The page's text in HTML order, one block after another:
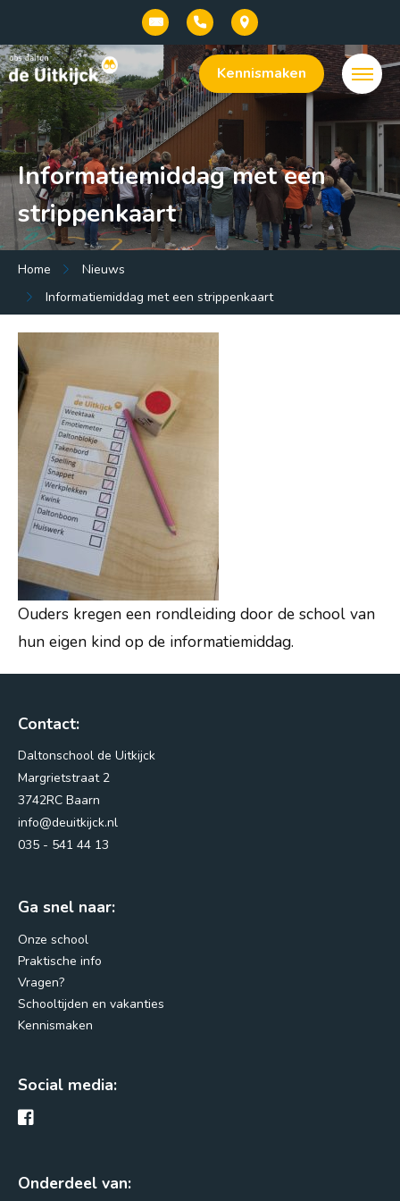
Kennismaken
Menu:
Welkom bij onze basisschool De Uitkijck |
Onze school
Praktische info
Nieuws
Vacatures
Vragen?
Margrietstraat 2
info@deuitkijck.nl
035 - 541 44 13
Routebeschrijving
Informatiemiddag met een
strippenkaart
Home
Nieuws
Informatiemiddag met een strippenkaart
Ouders kregen een rondleiding door de school van
hun eigen kind op de informatiemiddag.
Contact:
Daltonschool de Uitkijck
Margrietstraat 2
3742RC Baarn
info@deuitkijck.nl
035 - 541 44 13
Ga snel naar:
Onze school
Praktische info
Vragen?
Schooltijden en vakanties
Kennismaken
Social media:
Onderdeel van: